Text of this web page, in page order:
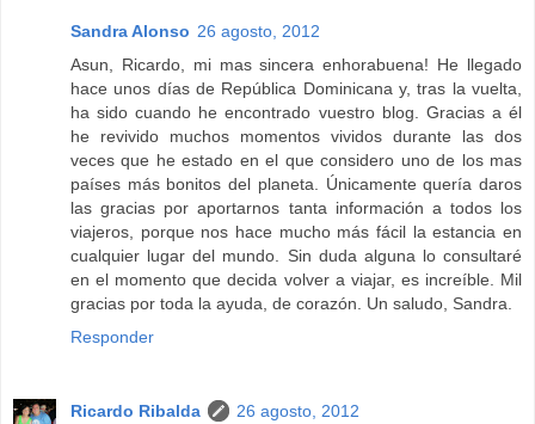
Sandra Alonso 26 agosto, 2012
Asun, Ricardo, mi mas sincera enhorabuena! He llegado
hace unos días de República Dominicana y, tras la vuelta,
ha sido cuando he encontrado vuestro blog. Gracias a él
he revivido muchos momentos vividos durante las dos
veces que he estado en el que considero uno de los mas
países más bonitos del planeta. Únicamente quería daros
las gracias por aportarnos tanta información a todos los
viajeros, porque nos hace mucho más fácil la estancia en
cualquier lugar del mundo. Sin duda alguna lo consultaré
en el momento que decida volver a viajar, es increíble. Mil
gracias por toda la ayuda, de corazón. Un saludo, Sandra.
Responder
Ricardo Ribalda 26 agosto, 2012